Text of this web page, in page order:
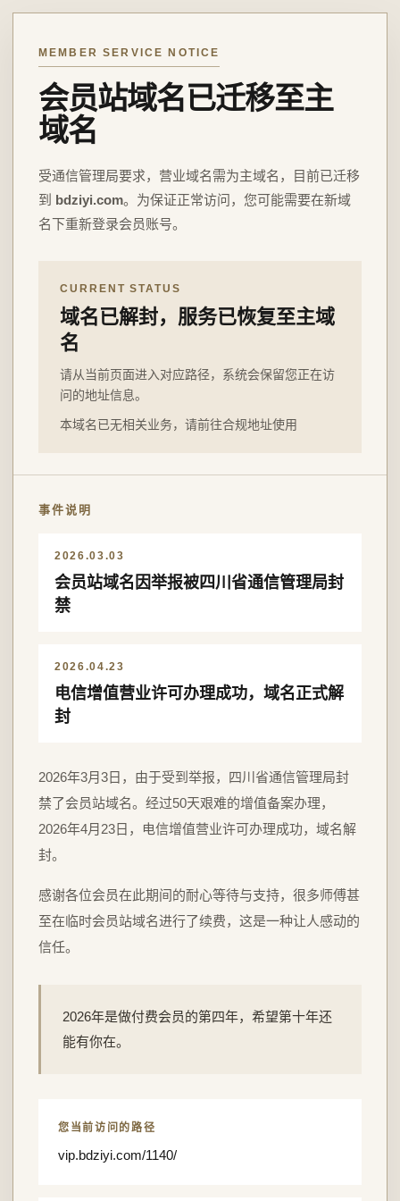
MEMBER SERVICE NOTICE
会员站域名已迁移至主
域名
受通信管理局要求，营业域名需为主域名，目前已迁移
到 bdziyi.com。为保证正常访问，您可能需要在新域
名下重新登录会员账号。
CURRENT STATUS
域名已解封，服务已恢复至主域
名
请从当前页面进入对应路径，系统会保留您正在访
问的地址信息。
本域名已无相关业务，请前往合规地址使用
事件说明
2026.03.03
会员站域名因举报被四川省通信管理局封
禁
2026.04.23
电信增值营业许可办理成功，域名正式解
封
2026年3月3日，由于受到举报，四川省通信管理局封
禁了会员站域名。经过50天艰难的增值备案办理，
2026年4月23日，电信增值营业许可办理成功，域名解
封。
感谢各位会员在此期间的耐心等待与支持，很多师傅甚
至在临时会员站域名进行了续费，这是一种让人感动的
信任。
2026年是做付费会员的第四年，希望第十年还
能有你在。
您当前访问的路径
vip.bdziyi.com/1140/